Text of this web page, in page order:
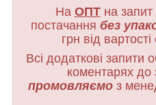
На ОПТна запит
постачання без
грн від
Всі додаткові запити
коментарях до
промовляємо з